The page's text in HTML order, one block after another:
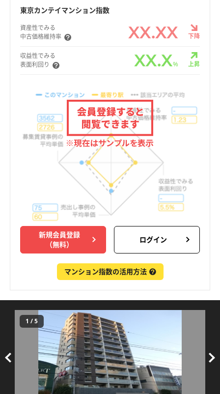
東京カンテイマンション指数
資産性でみる
中古価格維持率
XX.XX 下降
収益性でみる
表面利回り
XX.X% 上昇
新規会員登録
（無料）
ログイン
マンション指数の活用方法
1 /5